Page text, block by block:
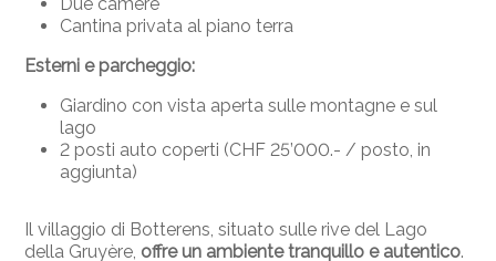
Due camere
Cantina privata al piano terra
Esterni e parcheggio:
Giardino con vista aperta sulle montagne e sul
lago
2 posti auto coperti (CHF 25’000.- / posto, in
aggiunta)
Il villaggio di Botterens, situato sulle rive del Lago
della Gruyère, offre un ambiente tranquillo e autentico.